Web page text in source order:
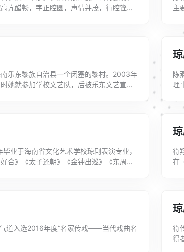
亢醋畅，字正腔圆，声情并茂，行腔铿锵
主
乐东黎族自治县一个闭塞的黎村。2003年
她就参加学校文艺队，后被乐东文艺宣传
陈
理
台
业于海南省文化艺术学校琼剧表演专业，
合》《太子还朝》《金钟出巡》《东周苏
符
在
道入选2016年度“名家传戏——当代戏曲名
符
得